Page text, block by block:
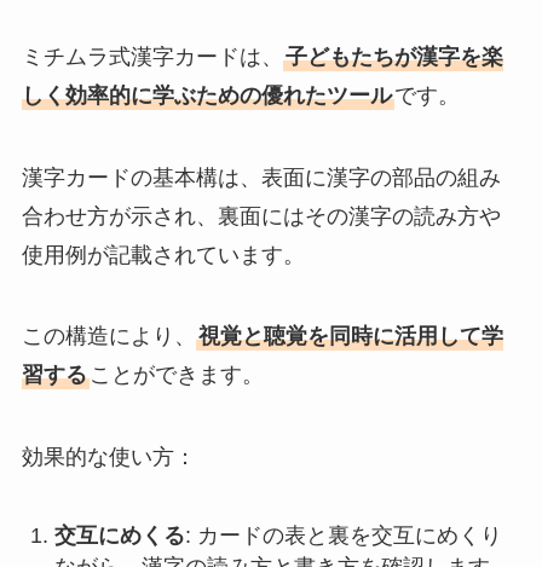
ミチムラ式漢字カードは、 子どもたちが漢字を楽
しく効率的に学ぶための優れたツールです。
漢字カードの基本構は、表面に漢字の部品の組み
合わせ方が示され、裏面にはその漢字の読み方や
使用例が記載されています。
この構造により、 視覚と聴覚を同時に活用して学
習することができます。
効果的な使い方：
交互にめくる: カードの表と裏を交互にめくり